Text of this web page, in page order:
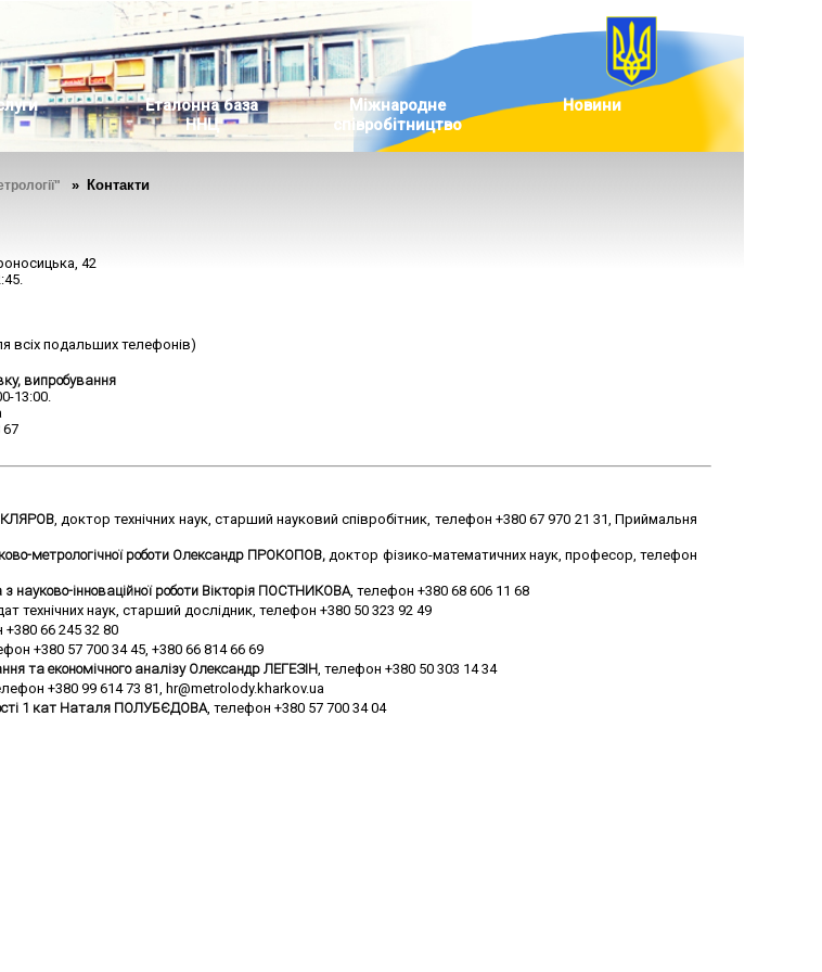
Еталонна база
ННЦ
Міжнародне
співробітництво
Новини
» Контакти
42
всіх подальших телефонів)
випробування
13:00.
67
, доктор технічних наук, старший науковий співробітник, телефон +380 67 970 21 31, Приймальня
метрологічної роботи Олександр ПРОКОПОВ,доктор фізико-математичних наук, професор, телефон
науково-інноваційної роботи Вікторія ПОСТНИКОВА, телефон +380 68 606 11 68
технічних наук, старший дослідник, телефон +380 50 323 92 49
+380 66 245 32 80
+380 57 700 34 45, +380 66 814 66 69
та економічного аналізу Олександр ЛЕГЕЗІН, телефон +380 50 303 14 34
+380 99 614 73 81, hr@metrolody.kharkov.ua
1 кат Наталя ПОЛУБЄДОВА, телефон +380 57 700 34 04